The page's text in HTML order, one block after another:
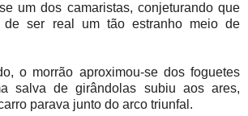
um dos camaristas, conjeturando que
de ser real um tão estranho meio de
o morrão aproximou-se dos foguetes
salva de girândolas subiu aos ares,
parava junto do arco triunfal.